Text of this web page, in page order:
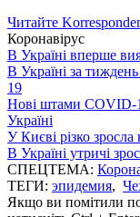
Читайте
Коронавірус
В Україні вперше
В Україні за
19
Нові штами COVID-
Україні
У Києві різко зросла
В Україні утричі
СПЕЦТЕМА:
ТЕГИ: эпидемия,
Якщо ви помітили